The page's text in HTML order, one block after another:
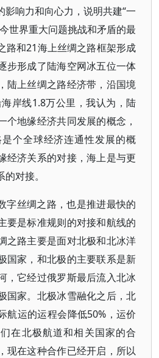
响力和向心力，说明共建“一
世界重大问题挑战和矛盾的最
路和21海上丝绸之路框架形成
步形成了陆海空网冰五位一体
陆上丝绸之路经济带，沿国境
岸线1.8万公里，我认为，陆
个地缘经济共同发展的概念，
个全球经济连通性发展的概
经济关系的对接，海上是与更
对接。
字丝绸之路，也是推进最快的
要是标准规则的对接和航线的
之路主要是面对北极和北冰洋
国家，和北极的主要联系是新
，它经过俄罗斯最后流入北冰
国家。北极冰雪融化之后，北
航运的运程会降低50%，运价
在北极航道和相关国家的合
现在这种合作已经开启，所以